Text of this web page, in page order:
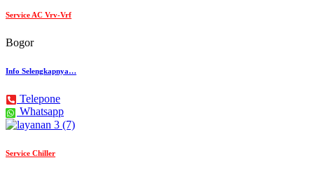
Service AC Vrv-Vrf
Bogor
Info Selengkapnya…
Telepone
Whatsapp
Service Chiller